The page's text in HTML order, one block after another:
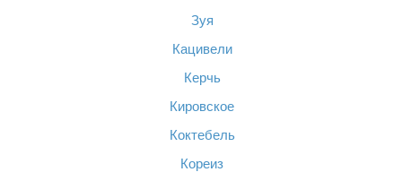
Зуя
Кацивели
Керчь
Кировское
Коктебель
Кореиз